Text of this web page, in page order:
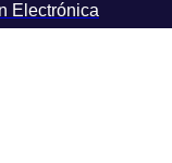
Electrónica